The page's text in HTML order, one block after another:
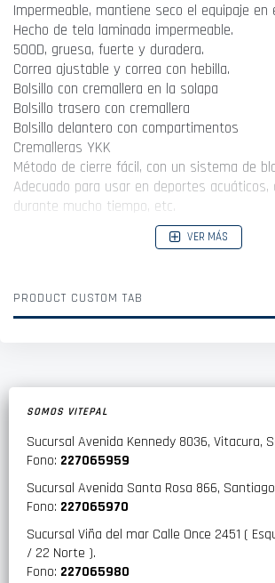
Impermeable, mantiene seco el equipaje en
Hecho de tela laminada impermeable.
500D, gruesa, fuerte y duradera.
Correa ajustable y correa con hebilla.
Bolsillo con cremallera en la solapa
Bolsillo trasero con cremallera
Bolsillo delantero con compartimentos
Cremalleras YKK
Método de cierre fácil, con un sistema de
Adecuado para usar en deportes acuáticos,
durante mucho tiempo, etc.
VER MÁS
PRODUCT CUSTOM TAB
SOMOS VITEPAL
Sucursal Avenida Kennedy 8036, Vitacura,
Fono: 227065959
Sucursal Avenida Santa Rosa 866,
Fono: 227065970
Sucursal Viña del mar Calle Once 2451 (
/ 22 Norte ).
Fono: 227065980